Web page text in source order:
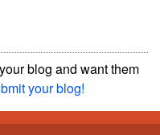
blog and want them
your blog!